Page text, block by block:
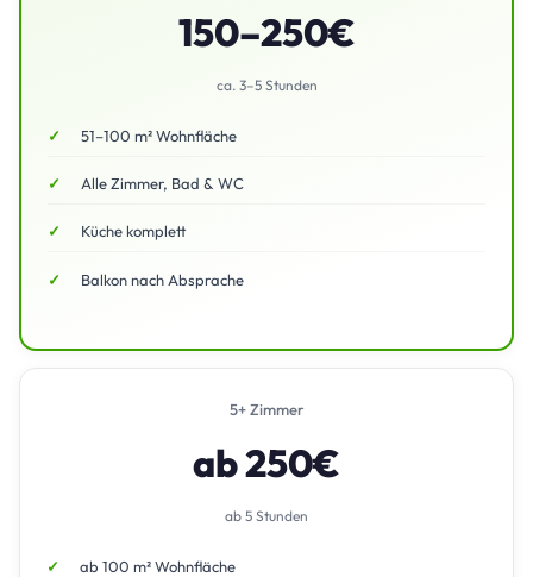
150–250€
ca. 3–5 Stunden
51–100 m² Wohnfläche
Alle Zimmer, Bad & WC
Küche komplett
Balkon nach Absprache
5+ Zimmer
ab 250€
ab 5 Stunden
ab 100 m² Wohnfläche